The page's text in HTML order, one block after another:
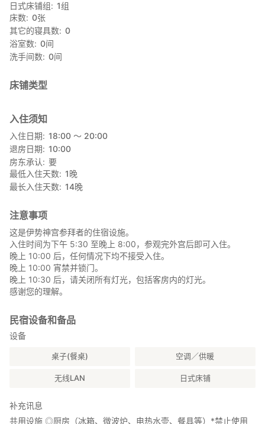
⑤ 步行3分钟即可到达“御荫横丁”。提供行李寄存服务。轻松享受
观光乐趣。
⑥ 步行1分钟即可到达“浦太町”巴士站。下雨天也不用担心！
即使您独自旅行，也无需担心！大家的目标都一样：清晨参拜！舒
适明亮的复古转角房间，透过窗户可以欣赏到鼓岳（神社森林）的
◎空调 ◎毛巾、牙刷、剃须刀 ◎睡衣（成人尺码 M/L） ◎无线网
络 ◎无电视
●酒店设施 ◎浴室、卫生间、洗手池、吹风机、冰箱、微波炉、电
■参拜指南（可选参加，如遇天气预警则取消）
◎外宫参拜指南
集合地点：外宫参拜馆前休息区电视机前
时间：入住前 16:00（10月至12月为 15:30）
如果您需要将行李寄存在旅馆，请提前联系我们。
请自行安排从外宫到旅馆的交通，例如乘坐巴士（距离外宫前巴士
当日联系电话：070-5405-0725
日式床铺组
1组
床数 0张
其它的寝具数 0
浴室数 0间
洗手间数 0间
床铺类型
入住须知
入住日期
18:00 〜 20:00
退房日期
10:00
房东承认
要
最低入住天数 1晚
最长入住天数 14晚
注意事项
这是伊势神宫参拜者的住宿设施。
入住时间为下午 5:30 至晚上 8:00，参观完外宫后即可入住。
晚上 10:00 后，任何情况下均不接受入住。
晚上 10:00 宵禁并锁门。
晚上 10:30 后，请关闭所有灯光，包括客房内的灯光。
感谢您的理解。
民宿设备和备品
设备
桌子(餐桌) 空调／供暖
无线LAN 日式床铺
补充讯息
共用设施 ◎厨房（冰箱、微波炉、电热水壶、餐具等）*禁止使用